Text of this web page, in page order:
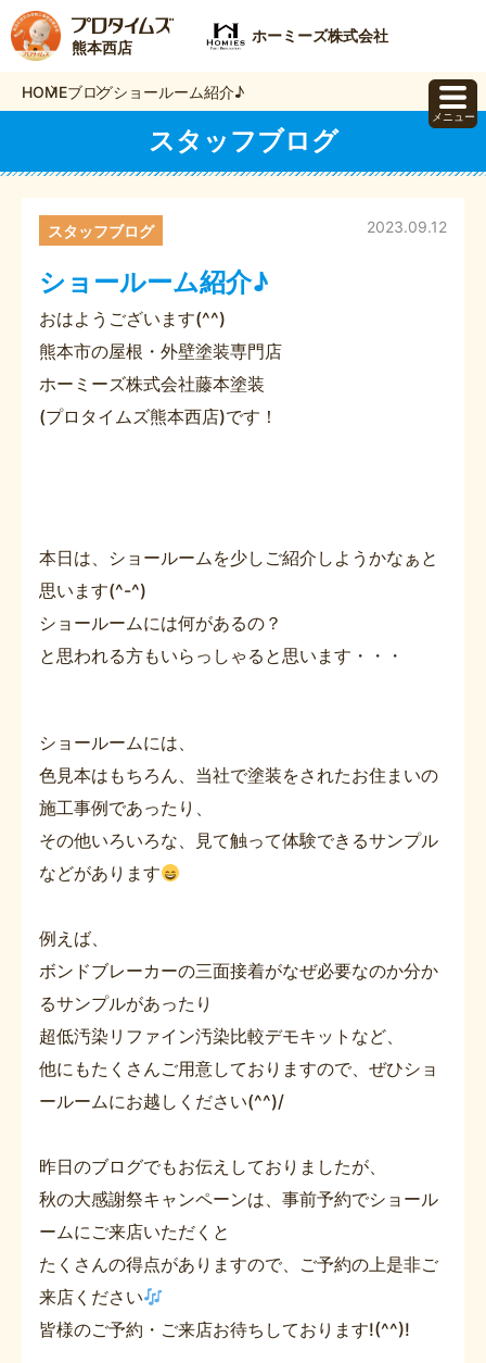
熊本西店
ホーミーズ株式会社
HOMEブログショールーム紹介♪
スタッフブログ
ショールーム紹介♪
2023.09.12
スタッフブログ
おはようございます(^^)
熊本市の屋根・外壁塗装専門店
ホーミーズ株式会社藤本塗装
(プロタイムズ熊本西店)です！
本日は、ショールームを少しご紹介しようかなぁと
思います(^-^)
ショールームには何があるの？
と思われる方もいらっしゃると思います・・・
ショールームには、
色見本はもちろん、当社で塗装をされたお住まいの
施工事例であったり、
その他いろいろな、見て触って体験できるサンプル
などがあります
例えば、
ボンドブレーカーの三面接着がなぜ必要なのか分か
るサンプルがあったり
超低汚染リファイン汚染比較デモキットなど、
他にもたくさんご用意しておりますので、ぜひショ
ールームにお越しください(^^)/
昨日のブログでもお伝えしておりましたが、
秋の大感謝祭キャンペーンは、事前予約でショール
ームにご来店いただくと
たくさんの得点がありますので、ご予約の上是非ご
来店ください
皆様のご予約・ご来店お待ちしております!(^^)!
メニュー